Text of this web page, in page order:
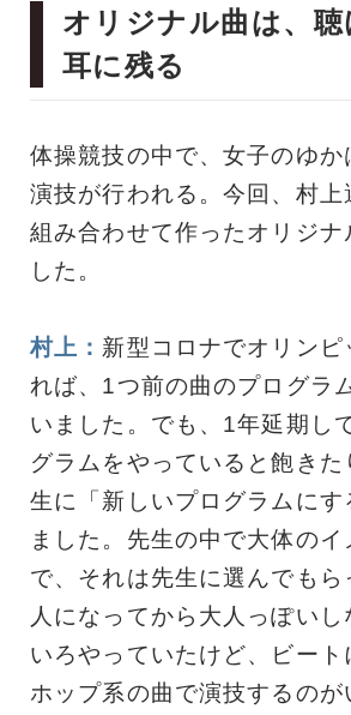
オリジナル曲は、
耳に残る
体操競技の中で、女子のゆか
演技が行われる。今回、村上
組み合わせて作ったオリジナ
した。
村上： 新型コロナでオリン
れば、1つ前の曲のプログラ
いました。でも、1年延期し
グラムをやっていると飽き
生に「新しいプログラムに
ました。先生の中で大体の
で、それは先生に選んでも
人になってから大人っぽい
いろやっていたけど、ビー
ホップ系の曲で演技するのが